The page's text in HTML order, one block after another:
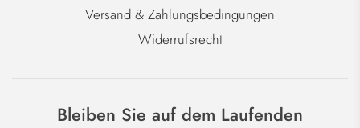
Versand & Zahlungsbedingungen
Widerrufsrecht
Bleiben Sie auf dem Laufenden